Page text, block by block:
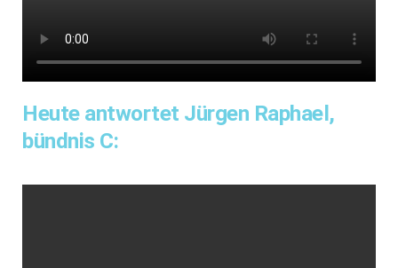
Heute antwortet Jürgen Raphael,
bündnis C: